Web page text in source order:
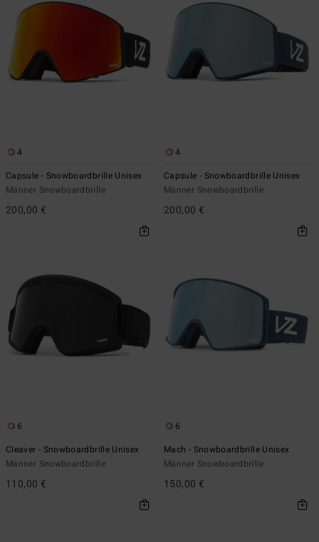
4
Capsule - Snowboardbrille Unisex
Männer Snowboardbrille
200,00 €
4
Capsule - Snowboardbrille Unisex
Männer Snowboardbrille
200,00 €
6
Cleaver - Snowboardbrille Unisex
Männer Snowboardbrille
110,00 €
6
Mach - Snowboardbrille Unisex
Männer Snowboardbrille
150,00 €